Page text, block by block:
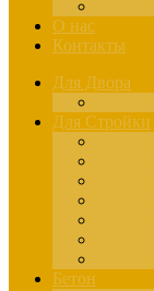
О нас
Контакты
Для Двора
Для Стройки
Бетон